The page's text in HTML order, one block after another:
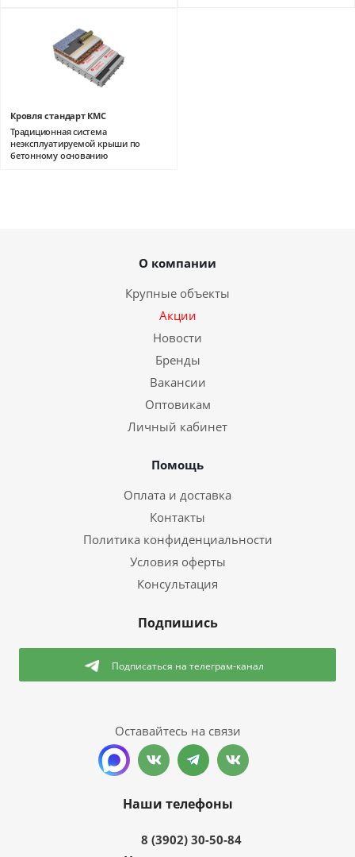
Кровля стандарт КМС
Традиционная система
неэксплуатируемой крыши по
бетонному основанию
О компании
Крупные объекты
Акции
Новости
Бренды
Вакансии
Оптовикам
Личный кабинет
Помощь
Оплата и доставка
Контакты
Политика конфиденциальности
Условия оферты
Консультация
Подпишись
Подписаться на телеграм-канал
Оставайтесь на связи
Наши телефоны
8 (3902) 30-50-84